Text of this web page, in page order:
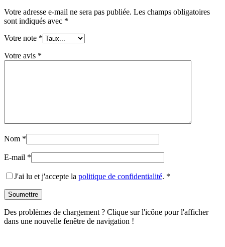
Votre adresse e-mail ne sera pas publiée. Les champs obligatoires
sont indiqués avec *
Votre note *
Votre avis *
Nom *
E-mail *
J'ai lu et j'accepte la politique de confidentialité. *
Des problèmes de chargement ? Clique sur l'icône pour l'afficher
dans une nouvelle fenêtre de navigation !